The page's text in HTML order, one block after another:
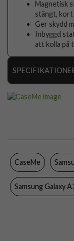
Magnetisk
stängt, kort
Ger skydd
Inbyggd
att kolla på
Färg
Varumärke
CaseMe
Samsung Galaxy